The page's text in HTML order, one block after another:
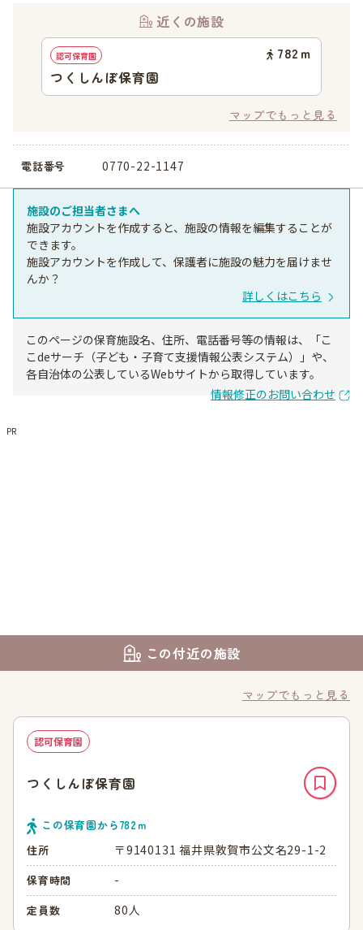
近くの施設
認可保育園 782 ｍ
つくしんぼ保育園
マップでもっと見る
電話番号 0770-22-1147
施設のご担当者さまへ
施設アカウントを作成すると、施設の情報を編集することが
できます。
施設アカウントを作成して、保護者に施設の魅力を届けませ
んか？
詳しくはこちら
このページの保育施設名、住所、電話番号等の情報は、「こ
こdeサーチ（子ども・子育て支援情報公表システム）」や、
各自治体の公表しているWebサイトから取得しています。
情報修正のお問い合わせ
PR
この付近の施設
マップでもっと見る
認可保育園
つくしんぼ保育園
この保育園から782ｍ
住所
〒9140131 福井県敦賀市公文名29-1-2
保育時間 -
定員数 80人